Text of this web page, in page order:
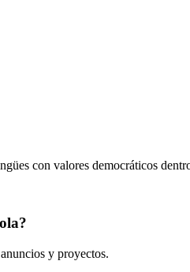
con valores democráticos
y proyectos.